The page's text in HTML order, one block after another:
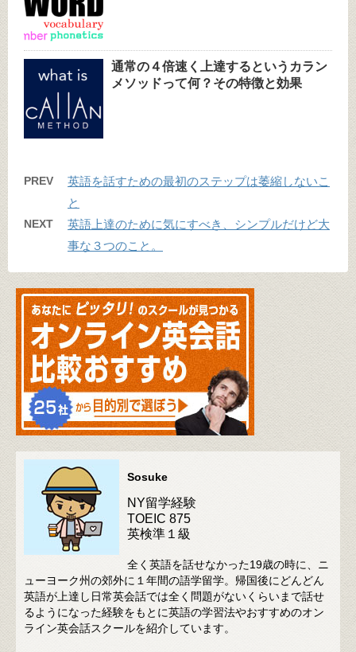
通常の４倍速く上達するというカラン
メソッドって何？その特徴と効果
PREV
英語を話すための最初のステップは萎縮しないこ
と
NEXT
英語上達のために気にすべき、シンプルだけど大
事な３つのこと。
Sosuke
NY留学経験
TOEIC 875
英検準１級
全く英語を話せなかった19歳の時に、ニ
ューヨーク州の郊外に１年間の語学留学。帰国後にどんどん
英語が上達し日常英会話では全く問題がないくらいまで話せ
るようになった経験をもとに英語の学習法やおすすめのオン
ライン英会話スクールを紹介しています。